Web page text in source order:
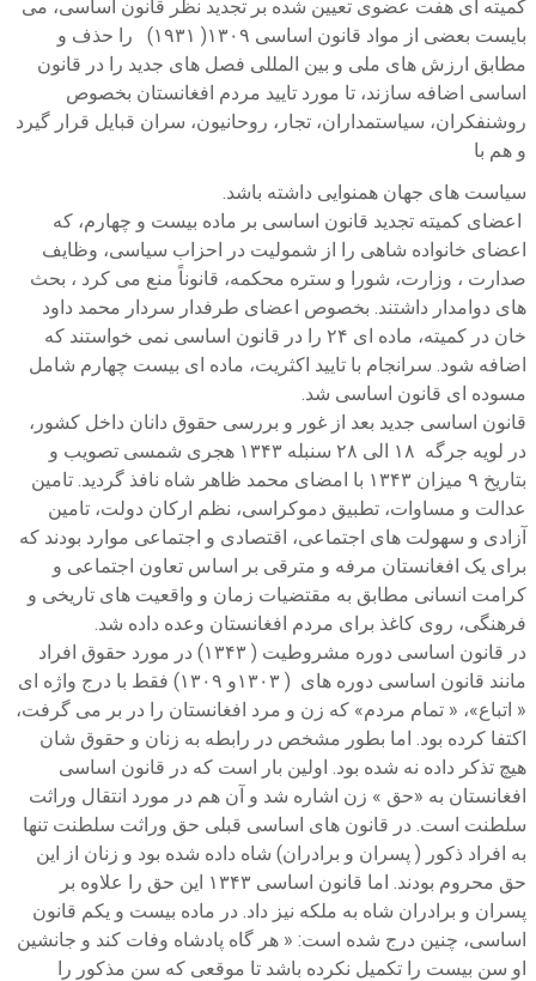
کمیته ای هفت عضوی تعیین شده بر تجدید نظر قانون اساسی، می
بایست بعضی از مواد قانون اساسی ۱۳۰۹( ۱۹۳۱) را حذف و
مطابق ارزش های ملی و بین المللی فصل های جدید را در قانون
اساسی اضافه سازند، تا مورد تایید مردم افغانستان بخصوص
روشنفکران، سیاستمداران، تجار، روحانیون، سران قبایل قرار گیرد
و هم با
سیاست های جهان همنوایی داشته باشد.
اعضای کمیته تجدید قانون اساسی بر ماده بیست و چهارم، که
اعضای خانواده شاهی را از شمولیت در احزاب سیاسی، وظایف
صدارت ، وزارت، شورا و ستره محکمه، قانوناً منع می کرد ، بحث
های دوامدار داشتند. بخصوص اعضای طرفدار سردار محمد داود
خان در کمیته، ماده ای ۲۴ را در قانون اساسی نمی خواستند که
اضافه شود. سرانجام با تایید اکثریت، ماده ای بیست چهارم شامل
مسوده ای قانون اساسی شد.
قانون اساسی جدید بعد از غور و بررسی حقوق دانان داخل کشور،
در لویه جرگه ۱۸ الی ۲۸ سنبله ۱۳۴۳ هجری شمسی تصویب و
بتاریخ ۹ میزان ۱۳۴۳ با امضای محمد ظاهر شاه نافذ گردید. تامین
عدالت و مساوات، تطبیق دموکراسی، نظم ارکان دولت، تامین
آزادی و سهولت های اجتماعی، اقتصادی و اجتماعی موارد بودند که
برای یک افغانستان مرفه و مترقی بر اساس تعاون اجتماعی و
کرامت انسانی مطابق به مقتضیات زمان و واقعیت های تاریخی و
فرهنگی، روی کاغذ برای مردم افغانستان وعده داده شد.
در قانون اساسی دوره مشروطیت ( ۱۳۴۳) در مورد حقوق افراد
مانند قانون اساسی دوره های ( ۱۳۰۳و ۱۳۰۹) فقط با درج واژه ای
« اتباع»، « تمام مردم» که زن و مرد افغانستان را در بر می گرفت،
اکتفا کرده بود. اما بطور مشخص در رابطه به زنان و حقوق شان
هیچ تذکر داده نه شده بود. اولین بار است که در قانون اساسی
افغانستان به «حق » زن اشاره شد و آن هم در مورد انتقال وراثت
سلطنت است. در قانون های اساسی قبلی حق وراثت سلطنت تنها
به افراد ذکور ( پسران و برادران) شاه داده شده بود و زنان از این
حق محروم بودند. اما قانون اساسی ۱۳۴۳ این حق را علاوه بر
پسران و برادران شاه به ملکه نیز داد. در ماده بیست و یکم قانون
اساسی، چنین درج شده است: « هر گاه پادشاه وفات کند و جانشین
او سن بیست را تکمیل نکرده باشد تا موقعی که سن مذکور را